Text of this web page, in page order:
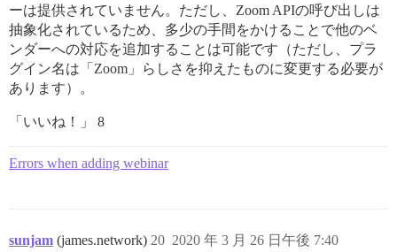
ーは提供されていません。ただし、Zoom APIの呼び出しは
抽象化されているため、多少の手間をかけることで他のベ
ンダーへの対応を追加することは可能です（ただし、プラ
グイン名は「Zoom」らしさを抑えたものに変更する必要が
あります）。
「いいね！」 8
Errors when adding webinar
sunjam (james.network) 2020 年 3 月 26 日午後 7:40
20